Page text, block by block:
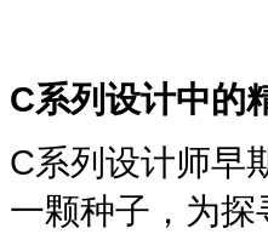
C系列设计中的
C系列设计师早
一颗种子，为探